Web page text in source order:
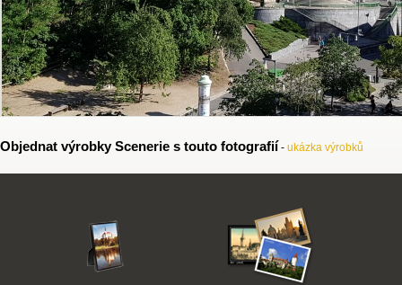
Objednat výrobky Scenerie s touto fotografií - ukázka výrobků